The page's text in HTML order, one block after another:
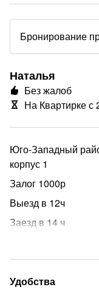
Бронирование
Наталья
Без жалоб
На Квартирке с
Юго-Западный
корпус 1
Залог 1000р
Выезд в 12ч
Заезд в 14 ч
Безумно
видом из окна.
Удобства